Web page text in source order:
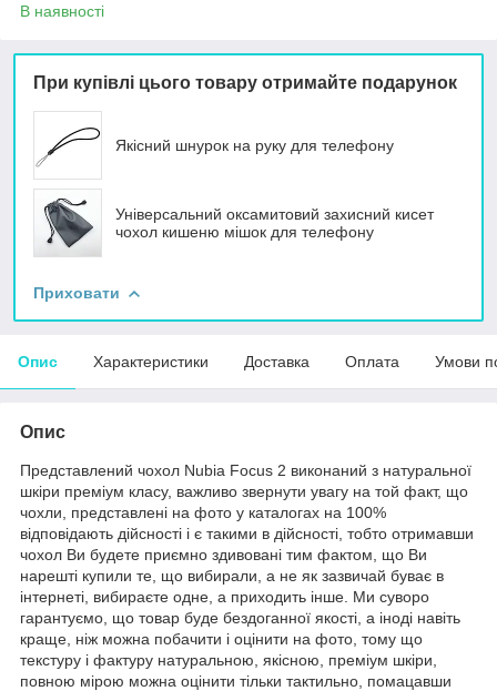
В наявності
При купівлі цього товару отримайте подарунок
Якісний шнурок на руку для телефону
Універсальний оксамитовий захисний кисет
чохол кишеню мішок для телефону
Приховати
Опис Характеристики Доставка Оплата Умови
Опис
Представлений чохол Nubia Focus 2 виконаний з натуральної
шкіри преміум класу, важливо звернути увагу на той факт, що
чохли, представлені на фото у каталогах на 100%
відповідають дійсності і є такими в дійсності, тобто отримавши
чохол Ви будете приємно здивовані тим фактом, що Ви
нарешті купили те, що вибирали, а не як зазвичай буває в
інтернеті, вибираєте одне, а приходить інше. Ми суворо
гарантуємо, що товар буде бездоганної якості, а іноді навіть
краще, ніж можна побачити і оцінити на фото, тому що
текстуру і фактуру натуральною, якісною, преміум шкіри,
повною мірою можна оцінити тільки тактильно, помацавши